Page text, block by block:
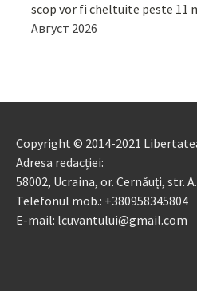
scop vor fi cheltuite peste 11
Август 2026
Copyright © 2014-2021
Adresa redacției:
58002, Ucraina, or. Cernăuți, str.
Telefonul mob.: +380958345804
E-mail: lcuvantului@gmail.com